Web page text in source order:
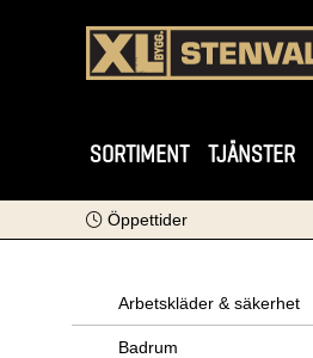
SORTIMENT TJÄNSTER
Öppettider
Arbetskläder & säkerhet
Badrum